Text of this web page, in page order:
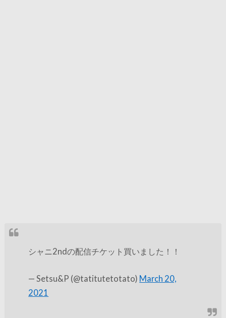
シャニ2ndの配信チケット買いました！！
— Setsu&P (@tatitutetotato) March 20,
2021